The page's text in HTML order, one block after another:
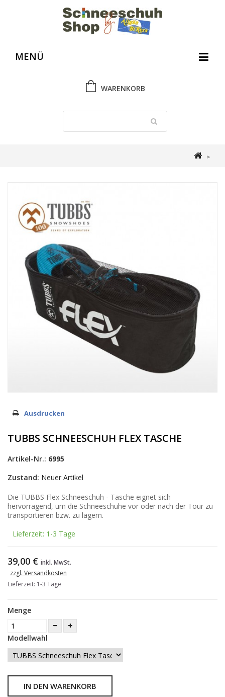
MENÜ
WARENKORB
>
Ausdrucken
TUBBS SCHNEESCHUH FLEX TASCHE
Artikel-Nr.: 6995
Zustand: Neuer Artikel
Die TUBBS Flex Schneeschuh - Tasche eignet sich
hervorragend, um die Schneeschuhe vor oder nach der Tour zu
transportieren bzw. zu lagern.
Lieferzeit: 1-3 Tage
39,00 € inkl. MwSt.
zzgl. Versandkosten
Lieferzeit: 1-3 Tage
Menge
Modellwahl
IN DEN WARENKORB